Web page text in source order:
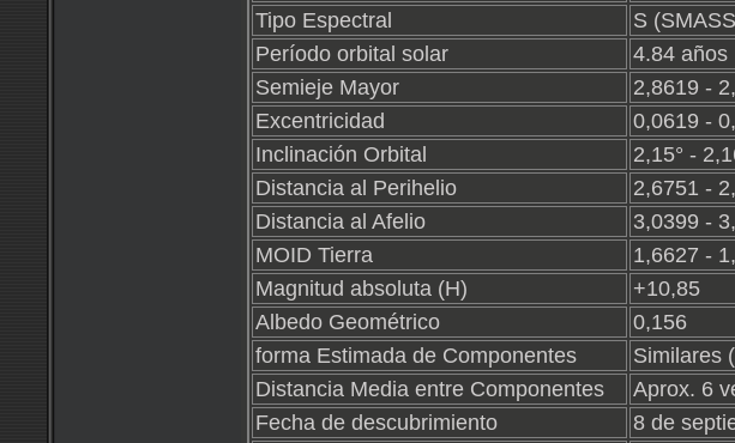
Tipo Espectral
S
Período orbital solar
4.84 años
Semieje Mayor
2,8619 -
Excentricidad
0,0619 -
Inclinación Orbital
2,15° -
Distancia al Perihelio
2,6751 -
Distancia al Afelio
3,0399 -
MOID Tierra
1,6627 -
Magnitud absoluta (H)
+10,85
Albedo Geométrico
0,156
forma Estimada de Componentes
Similares
Distancia Media entre Componentes
Aprox. 6
Fecha de descubrimiento
8 de